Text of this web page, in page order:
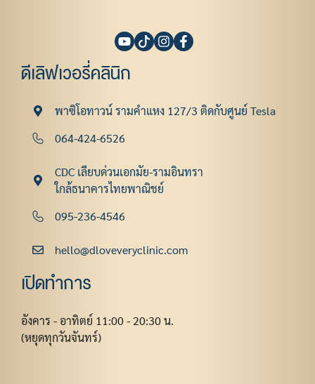
ดีเลิฟเวอรี่คลินิก
พาซิโอทาวน์ รามคําแหง 127/3 ติดกับศูนย์ Tesla
064-424-6526
CDC เลียบด่วนเอกมัย-รามอินทรา
ใกล้ธนาคารไทยพาณิชย์
095-236-4546
hello@dloveveryclinic.com
เปิดทำการ
อังคาร - อาทิตย์ 11:00 - 20:30 น.
(หยุดทุกวันจันทร์)